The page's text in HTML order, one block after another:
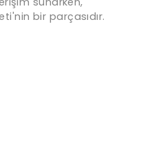
bir parçasıdır.